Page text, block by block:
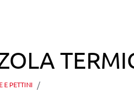
E PETTINI